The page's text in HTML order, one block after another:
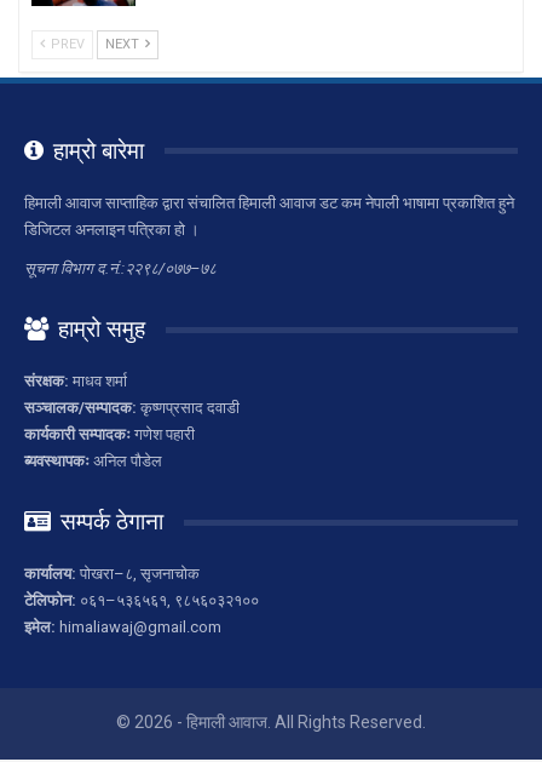
PREV NEXT
हाम्रो बारेमा
हिमाली आवाज साप्ताहिक द्वारा संचालित हिमाली आवाज डट कम नेपाली भाषामा प्रकाशित हुने
डिजिटल अनलाइन पत्रिका हो ।
सूचना विभाग द.नं.:२२९८/०७७–७८
हाम्रो समुह
संरक्षक: माधव शर्मा
सञ्चालक/सम्पादक: कृष्णप्रसाद दवाडी
कार्यकारी सम्पादकः गणेश पहारी
ब्यवस्थापकः अनिल पौडेल
सम्पर्क ठेगाना
कार्यालय: पोखरा–८, सृजनाचोक
टेलिफोन: ०६१–५३६५६१, ९८५६०३२१००
इमेल: himaliawaj@gmail.com
© 2026 - हिमाली आवाज. All Rights Reserved.